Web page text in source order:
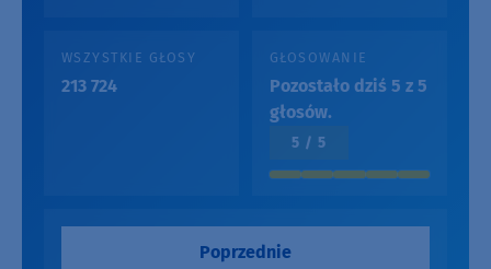
WSZYSTKIE GŁOSY
213 724
GŁOSOWANIE
Pozostało dziś 5 z 5
głosów.
5 / 5
Poprzednie